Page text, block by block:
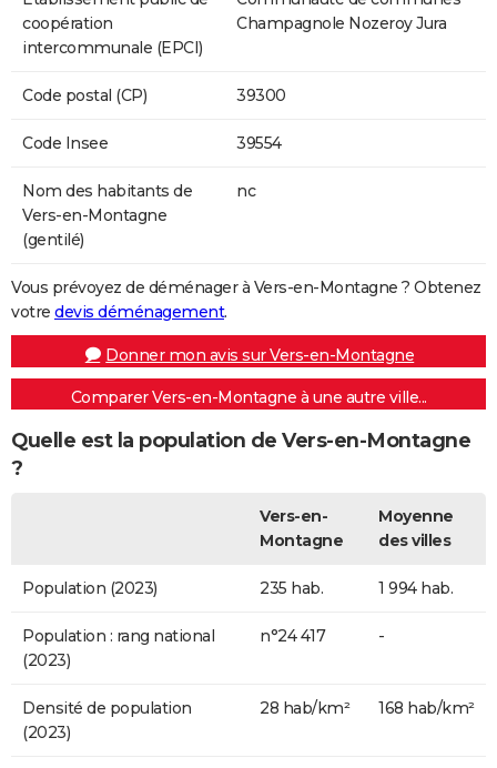
coopération
intercommunale (EPCI)
Champagnole Nozeroy Jura
Code postal (CP) 39300
Code Insee 39554
Nom des habitants de
Vers-en-Montagne
(gentilé)
nc
Vous prévoyez de déménager à Vers-en-Montagne ? Obtenez
votre devis déménagement.
Donner mon avis sur Vers-en-Montagne
Comparer Vers-en-Montagne à une autre ville...
Quelle est la population de Vers-en-Montagne
?
Vers-en-
Montagne
Moyenne
des villes
Population (2023) 235 hab. 1 994 hab.
Population : rang national
(2023)
n°24 417 -
Densité de population
(2023)
28 hab/km² 168 hab/km²